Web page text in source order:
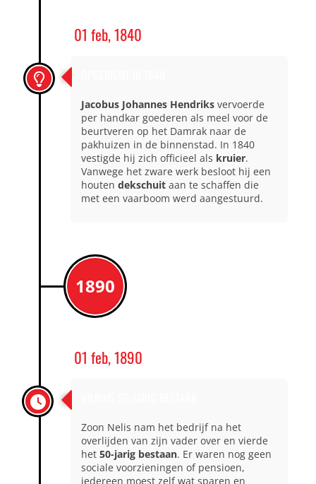
01 feb, 1840
Jacobus Johannes Hendriks vervoerde
per handkar goederen als meel voor de
beurtveren op het Damrak naar de
pakhuizen in de binnenstad. In 1840
vestigde hij zich officieel als kruier.
Vanwege het zware werk besloot hij een
houtendekschuit aan te schaffen die
met een vaarboom werd aangestuurd.
1890
01 feb, 1890
Zoon Nelis nam het bedrijf na het
overlijden van zijn vader over en vierde
het50-jarig bestaan. Er waren nog geen
sociale voorzieningen of pensioen,
iedereen moest zelf wat sparen en